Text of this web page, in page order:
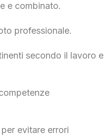
e combinato.
professionale.
secondo il lavoro e
evitare errori